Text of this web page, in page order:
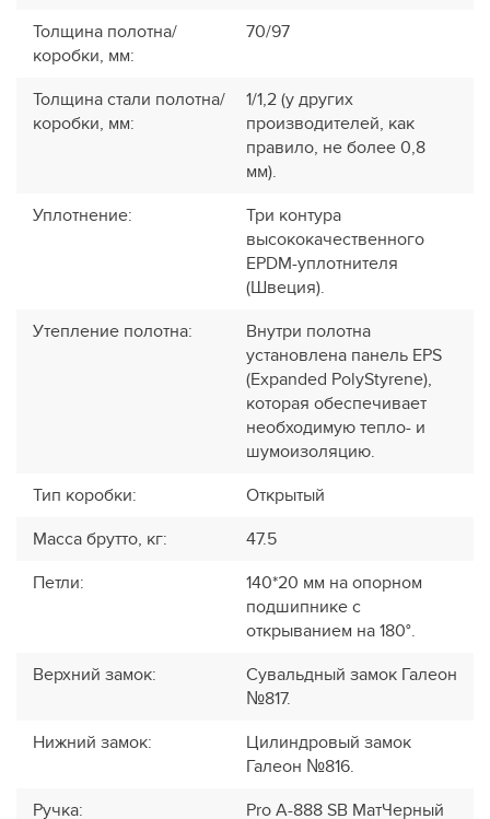
Толщина полотна/
коробки, мм:
70/97
Толщина стали полотна/
коробки, мм:
1/1,2 (у других
производителей, как
правило, не более 0,8
мм).
Уплотнение:
Три контура
высококачественного
EPDM-уплотнителя
(Швеция).
Утепление полотна:
Внутри полотна
установлена панель EPS
(Expanded PolyStyrene),
которая обеспечивает
необходимую тепло- и
шумоизоляцию.
Тип коробки:
Открытый
Масса брутто, кг:
47.5
Петли:
140*20 мм на опорном
подшипнике с
открыванием на 180°.
Верхний замок:
Сувальдный замок Галеон
№817.
Нижний замок:
Цилиндровый замок
Галеон №816.
Ручка: Pro A-888 SB МатЧерный